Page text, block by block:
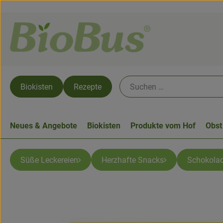
Biokisten Rezepte
Neues & Angebote Biokisten Produkte vom Hof
Süße Leckereien Herzhafte Snacks